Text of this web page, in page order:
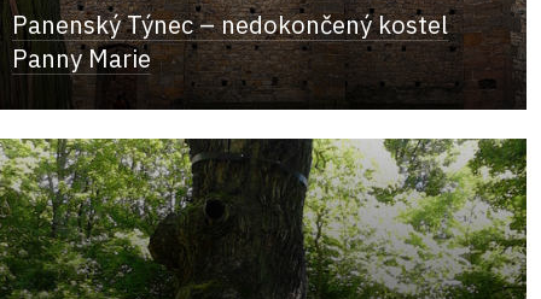
Panenský Týnec – nedokončený kostel
Panny Marie